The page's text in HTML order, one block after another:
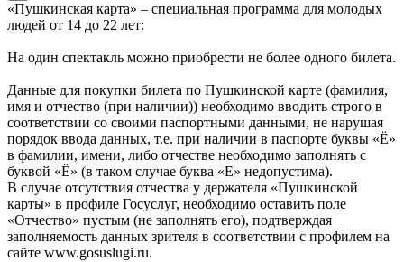
«Пушкинская карта» – специальная программа для молодых
людей от 14 до 22 лет:
На один спектакль можно приобрести не более одного билета.
Данные для покупки билета по Пушкинской карте (фамилия,
имя и отчество (при наличии)) необходимо вводить строго в
соответствии со своими паспортными данными, не нарушая
порядок ввода данных, т.е. при наличии в паспорте буквы «Ё»
в фамилии, имени, либо отчестве необходимо заполнять с
буквой «Ё» (в таком случае буква «Е» недопустима).
В случае отсутствия отчества у держателя «Пушкинской
карты» в профиле Госуслуг, необходимо оставить поле
«Отчество» пустым (не заполнять его), подтверждая
заполняемость данных зрителя в соответствии с профилем на
сайте www.gosuslugi.ru.